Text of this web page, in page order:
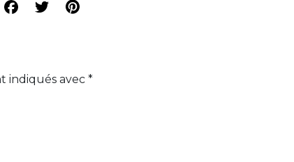
indiqués avec *